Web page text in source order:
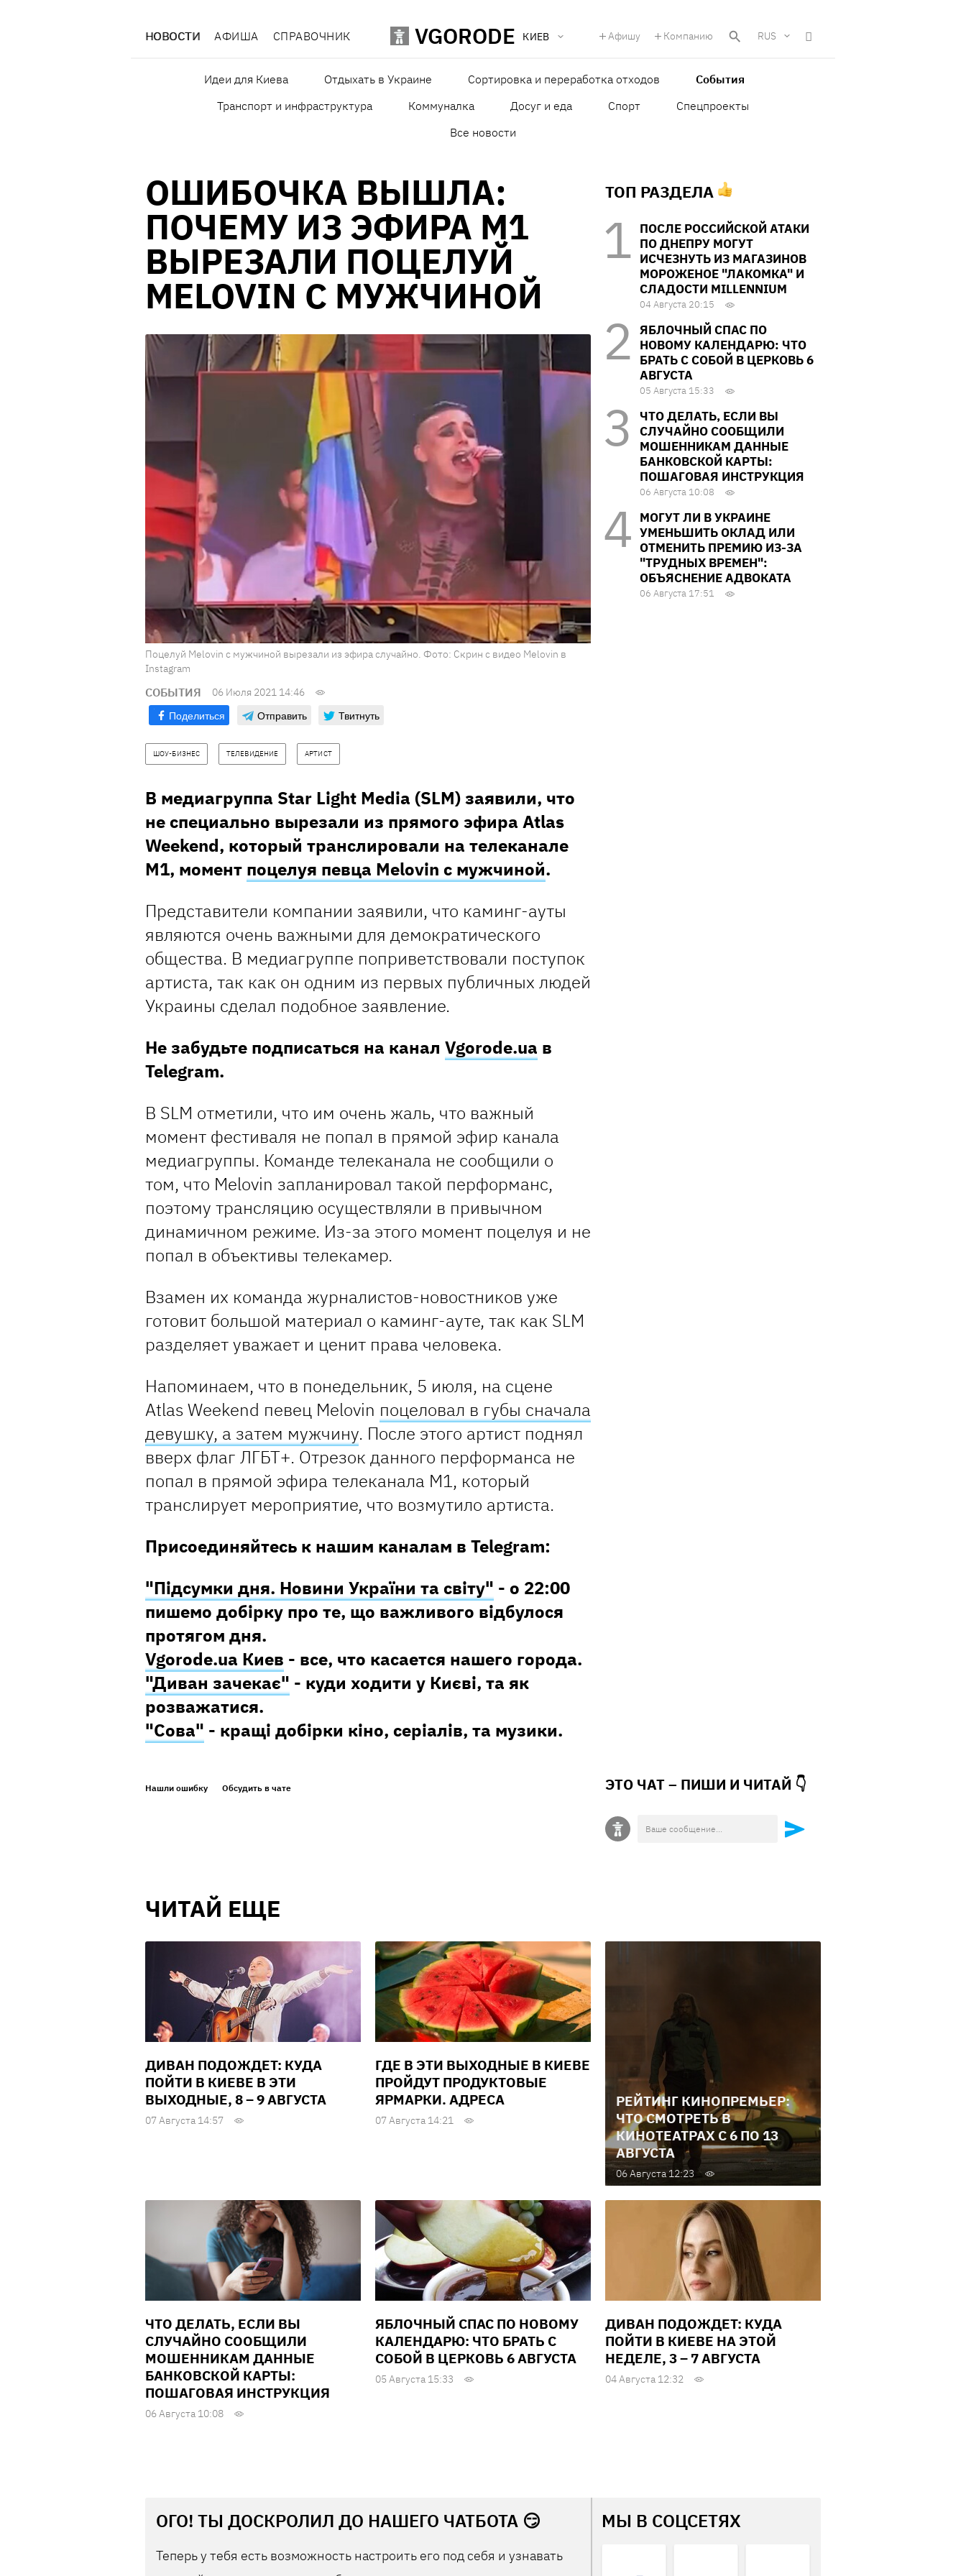
НОВОСТИ АФИША СПРАВОЧНИК VGORODE КИЕВ Афишу Компанию RUS
Идеи для Киева Отдыхать в Украине Сортировка и переработка отходов
События
Транспорт и инфраструктура
Коммуналка Досуг и еда Спорт
Спецпроекты
Все новости
ОШИБОЧКА ВЫШЛА:
ПОЧЕМУ ИЗ ЭФИРА M1
ВЫРЕЗАЛИ ПОЦЕЛУЙ
MELOVIN С МУЖЧИНОЙ
Поцелуй Melovin с мужчиной вырезали из эфира случайно. Фото: Скрин с видео Melovin в
Instagram
СОБЫТИЯ 06 Июля 2021 14:46
Поделиться Отправить Твитнуть
ШОУ-БИЗНЕС ТЕЛЕВИДЕНИЕ АРТИСТ
В медиагруппа Star Light Media (SLM) заявили, что
не специально вырезали из прямого эфира Atlas
Weekend, который транслировали на телеканале
М1, момент поцелуя певца Melovin с мужчиной.
Представители компании заявили, что каминг-ауты
являются очень важными для демократического
общества. В медиагруппе поприветствовали поступок
артиста, так как он одним из первых публичных людей
Украины сделал подобное заявление.
Не забудьте подписаться на канал Vgorode.ua в
Telegram.
В SLM отметили, что им очень жаль, что важный
момент фестиваля не попал в прямой эфир канала
медиагруппы. Команде телеканала не сообщили о
том, что Melovin запланировал такой перформанс,
поэтому трансляцию осуществляли в привычном
динамичном режиме. Из-за этого момент поцелуя и не
попал в объективы телекамер.
Взамен их команда журналистов-новостников уже
готовит большой материал о каминг-ауте, так как SLM
разделяет уважает и ценит права человека.
Напоминаем, что в понедельник, 5 июля, на сцене
Atlas Weekend певец Melovin поцеловал в губы сначала
девушку, а затем мужчину. После этого артист поднял
вверх флаг ЛГБТ+. Отрезок данного перформанса не
попал в прямой эфира телеканала М1, который
транслирует мероприятие, что возмутило артиста.
Присоединяйтесь к нашим каналам в Telegram:
"Підсумки дня. Новини України та світу" - о 22:00
пишемо добірку про те, що важливого відбулося
протягом дня.
Vgorode.ua Киев - все, что касается нашего города.
"Диван зачекає" - куди ходити у Києві, та як
розважатися.
"Сова" - кращі добірки кіно, серіалів, та музики.
Нашли ошибку Обсудить в чате
ТОП РАЗДЕЛА
ПОСЛЕ РОССИЙСКОЙ АТАКИ
ПО ДНЕПРУ МОГУТ
ИСЧЕЗНУТЬ ИЗ МАГАЗИНОВ
МОРОЖЕНОЕ "ЛАКОМКА" И
СЛАДОСТИ MILLENNIUM
04 Августа 20:15
ЯБЛОЧНЫЙ СПАС ПО
НОВОМУ КАЛЕНДАРЮ: ЧТО
БРАТЬ С СОБОЙ В ЦЕРКОВЬ 6
АВГУСТА
05 Августа 15:33
ЧТО ДЕЛАТЬ, ЕСЛИ ВЫ
СЛУЧАЙНО СООБЩИЛИ
МОШЕННИКАМ ДАННЫЕ
БАНКОВСКОЙ КАРТЫ:
ПОШАГОВАЯ ИНСТРУКЦИЯ
06 Августа 10:08
МОГУТ ЛИ В УКРАИНЕ
УМЕНЬШИТЬ ОКЛАД ИЛИ
ОТМЕНИТЬ ПРЕМИЮ ИЗ-ЗА
"ТРУДНЫХ ВРЕМЕН":
ОБЪЯСНЕНИЕ АДВОКАТА
06 Августа 17:51
ЭТО ЧАТ – ПИШИ И ЧИТАЙ 👇
ЧИТАЙ ЕЩЕ
ДИВАН ПОДОЖДЕТ: КУДА
ПОЙТИ В КИЕВЕ В ЭТИ
ВЫХОДНЫЕ, 8 – 9 АВГУСТА
07 Августа 14:57
ГДЕ В ЭТИ ВЫХОДНЫЕ В КИЕВЕ
ПРОЙДУТ ПРОДУКТОВЫЕ
ЯРМАРКИ. АДРЕСА
07 Августа 14:21
РЕЙТИНГ КИНОПРЕМЬЕР:
ЧТО СМОТРЕТЬ В
КИНОТЕАТРАХ С 6 ПО 13
АВГУСТА
06 Августа 12:23
ЧТО ДЕЛАТЬ, ЕСЛИ ВЫ
СЛУЧАЙНО СООБЩИЛИ
МОШЕННИКАМ ДАННЫЕ
БАНКОВСКОЙ КАРТЫ:
ПОШАГОВАЯ ИНСТРУКЦИЯ
06 Августа 10:08
ЯБЛОЧНЫЙ СПАС ПО НОВОМУ
КАЛЕНДАРЮ: ЧТО БРАТЬ С
СОБОЙ В ЦЕРКОВЬ 6 АВГУСТА
05 Августа 15:33
ДИВАН ПОДОЖДЕТ: КУДА
ПОЙТИ В КИЕВЕ НА ЭТОЙ
НЕДЕЛЕ, 3 – 7 АВГУСТА
04 Августа 12:32
ОГО! ТЫ ДОСКРОЛИЛ ДО НАШЕГО ЧАТБОТА 😏
Теперь у тебя есть возможность настроить его под себя и узнавать
МЫ В СОЦСЕТЯХ